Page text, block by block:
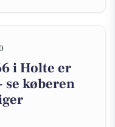
i Holte er
se køberen